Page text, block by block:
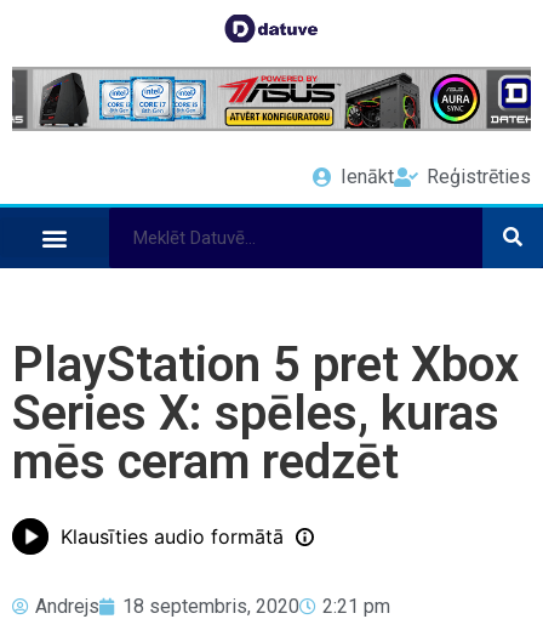
Ienākt Reģistrēties
PlayStation 5 pret Xbox
Series X: spēles, kuras
mēs ceram redzēt
Klausīties audio formātā
Andrejs 18 septembris, 2020
2:21 pm